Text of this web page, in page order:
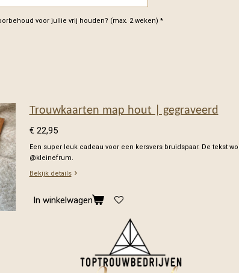
voor jullie vrij houden? (max. 2 weken) *
Trouwkaarten map hout | gegraveerd
€ 22,95
Een super leuk cadeau voor een kersvers bruidspaar. De tekst
@kleinefrum.
Bekijk details
In winkelwagen